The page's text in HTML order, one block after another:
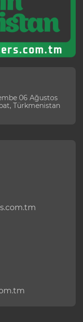
06 Ağustos
Türkmenistan